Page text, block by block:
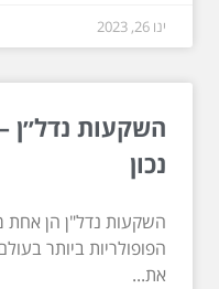
ינו 26, 2023
השקעות נדל״ן
נכון
השקעות נדל"ן הן אחת
הפופולריות ביותר
את...